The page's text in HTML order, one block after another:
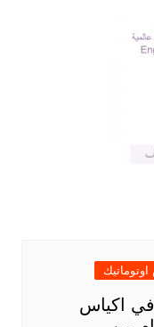
في اكياس